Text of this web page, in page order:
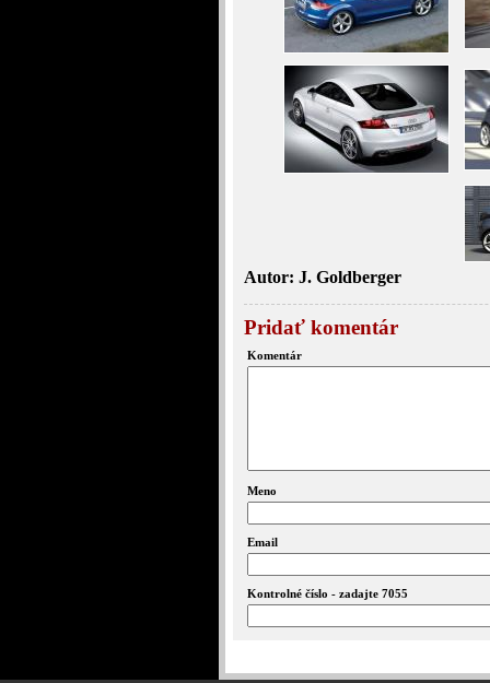
Autor: J. Goldberger
Pridať komentár
Komentár
Meno
Email
Kontrolné číslo - zadajte 7055